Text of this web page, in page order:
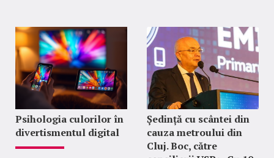
Psihologia culorilor în
divertismentul digital
Ședință cu scântei din
cauza metroului din
Cluj. Boc, către